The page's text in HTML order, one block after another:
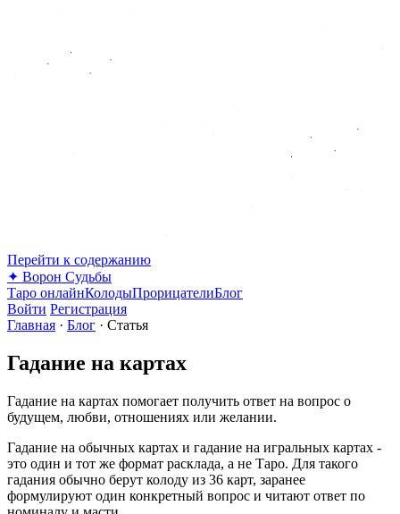
Перейти к содержанию
✦ Ворон Судьбы
Таро онлайнКолодыПрорицателиБлог
Войти Регистрация
Главная · Блог · Статья
Гадание на картах
Гадание на картах помогает получить ответ на вопрос о
будущем, любви, отношениях или желании.
Гадание на обычных картах и гадание на игральных картах -
это один и тот же формат расклада, а не Таро. Для такого
гадания обычно берут колоду из 36 карт, заранее
формулируют один конкретный вопрос и читают ответ по